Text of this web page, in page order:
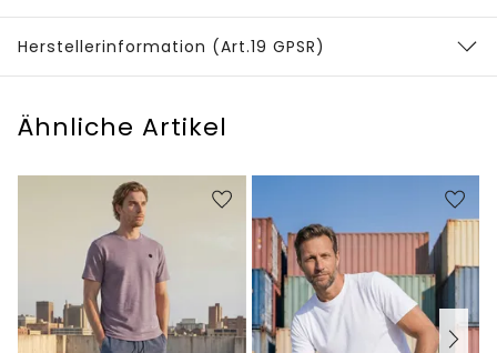
Herstellerinformation (Art.19 GPSR)
Ähnliche Artikel